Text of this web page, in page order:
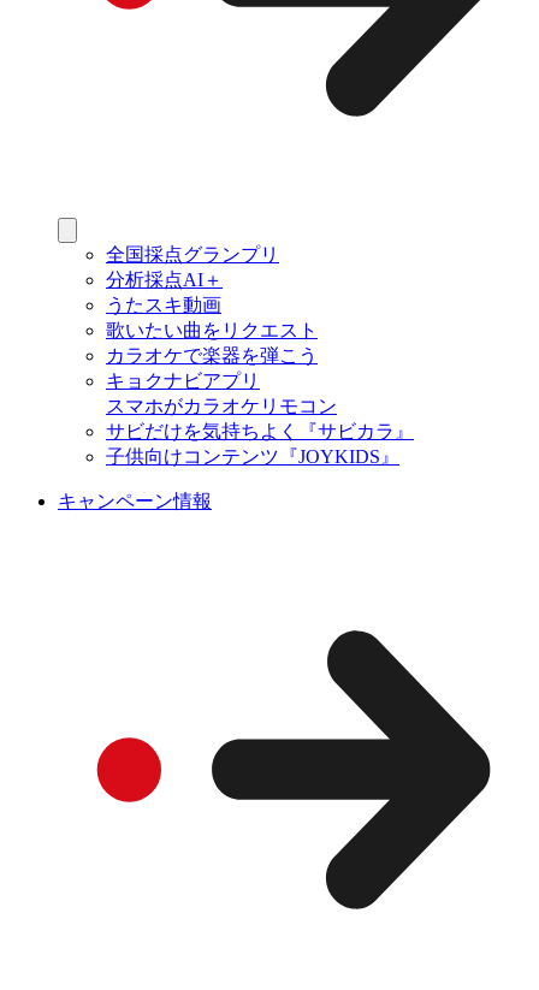
全国採点グランプリ
分析採点AI＋
うたスキ動画
歌いたい曲をリクエスト
カラオケで楽器を弾こう
キョクナビアプリ
スマホがカラオケリモコン
サビだけを気持ちよく『サビカラ』
子供向けコンテンツ『JOYKIDS』
キャンペーン情報